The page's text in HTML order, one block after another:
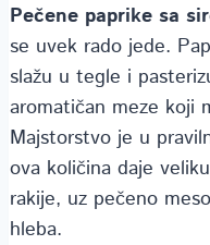
Pečene paprike sa
se uvek rado jede.
slažu u tegle i
aromatičan meze koji
Majstorstvo je u
ova količina daje
rakije, uz pečeno
hleba.